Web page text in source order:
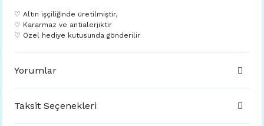
♡ Altın işçiliğinde üretilmiştir,
♡ Kararmaz ve antialerjiktir
♡ Özel hediye kutusunda gönderilir
Yorumlar
Taksit Seçenekleri